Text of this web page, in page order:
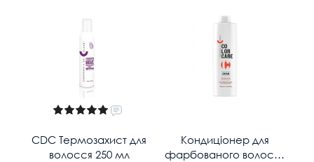
CDC Термозахист для
волосся 250 мл
Кондиціонер для
фарбованого волосся